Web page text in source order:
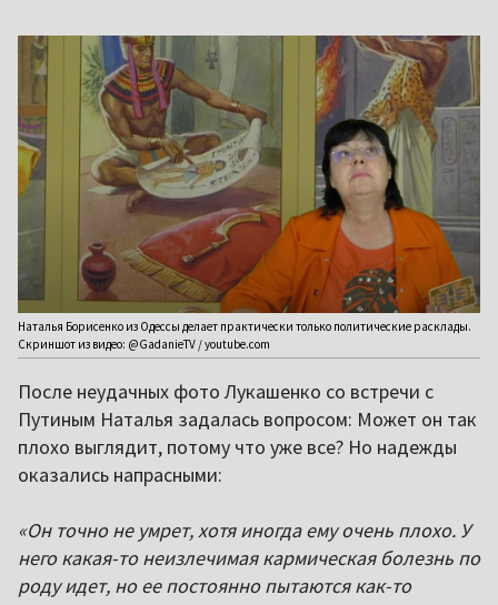
Наталья Борисенко из Одессы делает практически только политические расклады.
Скриншот из видео: @GadanieTV / youtube.com
После неудачных фото Лукашенко со встречи с
Путиным Наталья задалась вопросом: Может он так
плохо выглядит, потому что уже все? Но надежды
оказались напрасными:
«Он точно не умрет, хотя иногда ему очень плохо. У
него какая-то неизлечимая кармическая болезнь по
роду идет, но ее постоянно пытаются как-то